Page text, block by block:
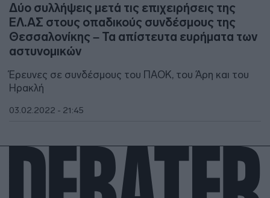
Δύο συλλήψεις μετά τις επιχειρήσεις της
ΕΛ.ΑΣ στους οπαδικούς συνδέσμους της
Θεσσαλονίκης – Τα απίστευτα ευρήματα των
αστυνομικών
Έρευνες σε συνδέσμους του ΠΑΟΚ, του Άρη και του
Ηρακλή
03.02.2022 - 21:45